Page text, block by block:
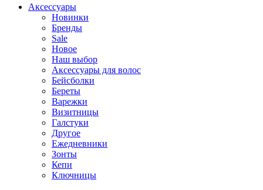
Аксессуары
Новинки
Бренды
Sale
Новое
Наш выбор
Аксессуары для волос
Бейсболки
Береты
Варежки
Визитницы
Галстуки
Другое
Ежедневники
Зонты
Кепи
Ключницы